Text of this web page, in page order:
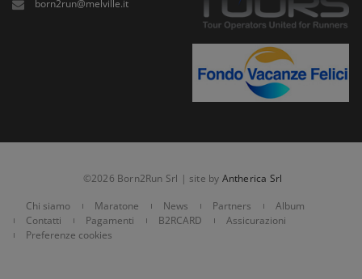
born2run@melville.it
©2026 Born2Run Srl | site by Antherica Srl
Chi siamo
Maratone News Partners
Album
Contatti
Pagamenti B2RCARD
Assicurazioni
Preferenze cookies